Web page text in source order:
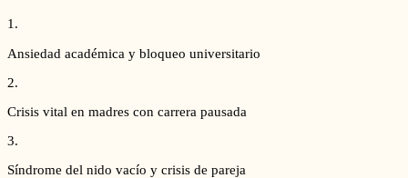
1.
Ansiedad académica y bloqueo universitario
2.
Crisis vital en madres con carrera pausada
3.
Síndrome del nido vacío y crisis de pareja